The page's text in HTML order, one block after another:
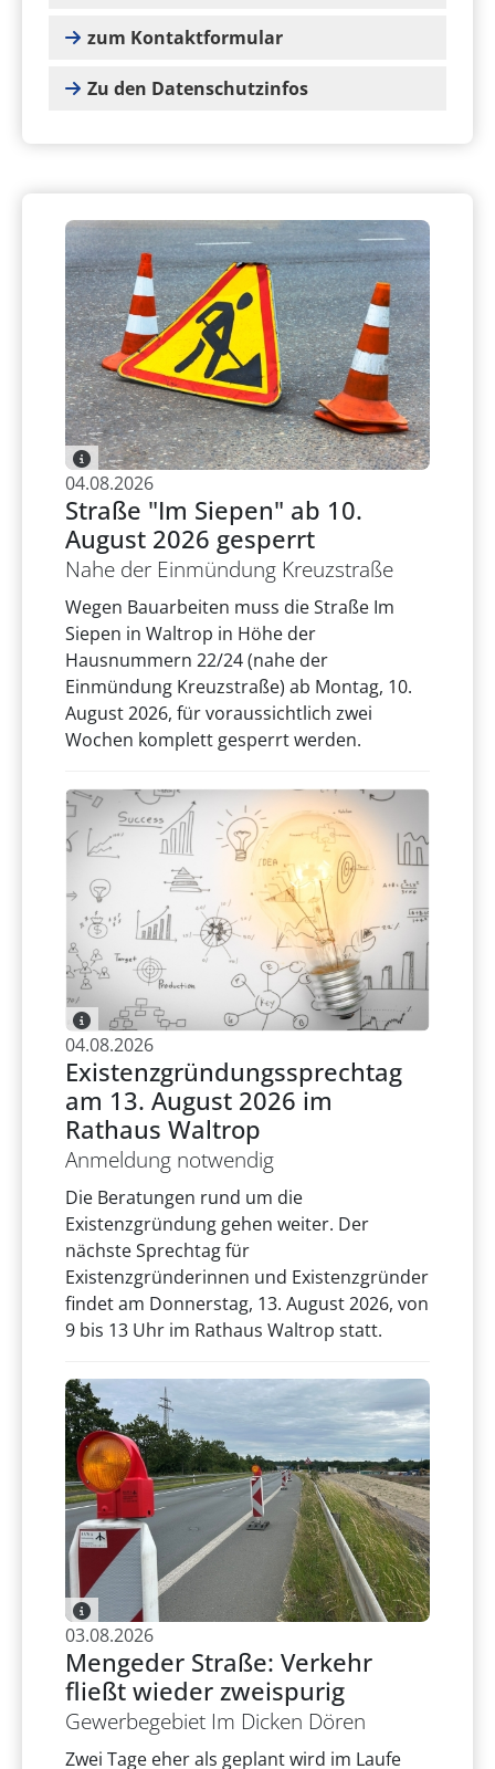
zum Kontaktformular
Zu den Datenschutzinfos
04.08.2026
Straße "Im Siepen" ab 10.
August 2026 gesperrt
Nahe der Einmündung Kreuzstraße
Wegen Bauarbeiten muss die Straße Im
Siepen in Waltrop in Höhe der
Hausnummern 22/24 (nahe der
Einmündung Kreuzstraße) ab Montag, 10.
August 2026, für voraussichtlich zwei
Wochen komplett gesperrt werden.
04.08.2026
Existenzgründungssprechtag
am 13. August 2026 im
Rathaus Waltrop
Anmeldung notwendig
Die Beratungen rund um die
Existenzgründung gehen weiter. Der
nächste Sprechtag für
Existenzgründerinnen und Existenzgründer
findet am Donnerstag, 13. August 2026, von
9 bis 13 Uhr im Rathaus Waltrop statt.
03.08.2026
Mengeder Straße: Verkehr
fließt wieder zweispurig
Gewerbegebiet Im Dicken Dören
Zwei Tage eher als geplant wird im Laufe